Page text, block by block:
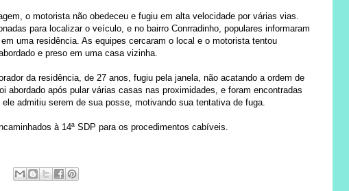
o motorista não obedeceu e fugiu em alta velocidade por várias vias.
para localizar o veículo, e no bairro Conrradinho, populares informaram
uma residência. As equipes cercaram o local e o motorista tentou
e preso em uma casa vizinha.
da residência, de 27 anos, fugiu pela janela, não acatando a ordem de
abordado após pular várias casas nas proximidades, e foram encontradas
admitiu serem de sua posse, motivando sua tentativa de fuga.
à 14ª SDP para os procedimentos cabíveis.